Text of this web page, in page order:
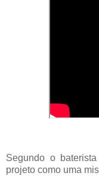
Segundo o
projeto como uma